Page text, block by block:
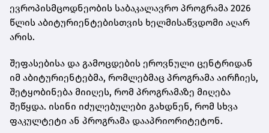
ევროპისმცოდნეობის საბაკალავრო პროგრამა 2026
წლის აბიტურიენტებისთვის ხელმისაწვდომი აღარ
არის.
შეფასებისა და გამოცდების ეროვნული ცენტრიდან
იმ აბიტურიენტებმა, რომლებმაც პროგრამა აირჩიეს,
შეტყობინება მიიღეს, რომ პროგრამაზე მიღება
შეწყდა. ისინი იძულებულები გახდნენ, რომ სხვა
ფაკულტეტი ან პროგრამა დააპრიორიტეტონ.